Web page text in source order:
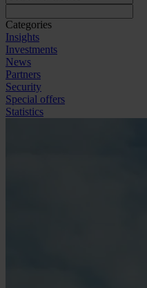
Categories
Insights
Investments
News
Partners
Security
Special offers
Statistics